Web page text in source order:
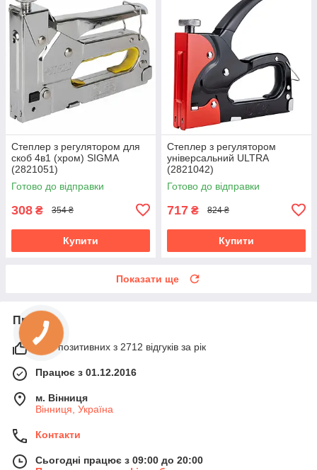
Степлер з регулятором для
скоб 4в1 (хром) SIGMA
(2821051)
Готово до відправки
308 ₴ 354 ₴
Купити
Степлер з регулятором
універсальний ULTRA
(2821042)
Готово до відправки
717 ₴ 824 ₴
Купити
Показати ще
Про нас
98% позитивних з 2712 відгуків за рік
Працює з 01.12.2016
м. Вінниця
Вінниця, Україна
Контакти
Сьогодні працює з 09:00 до 20:00